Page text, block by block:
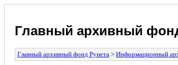
Главный архивный
Главный архивный фонд Рунета > Информационный